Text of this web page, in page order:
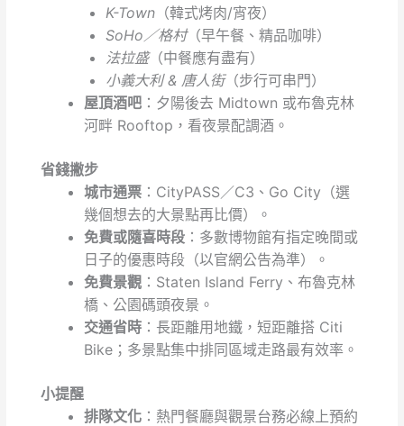
K-Town （韓式烤肉/宵夜）
SoHo／格村（早午餐、精品咖啡）
法拉盛（中餐應有盡有）
小義大利 & 唐人街（步行可串門）
屋頂酒吧 ：夕陽後去 Midtown 或布魯克林
河畔 Rooftop，看夜景配調酒。
省錢撇步
城市通票 ：CityPASS／C3、Go City（選
幾個想去的大景點再比價）。
免費或隨喜時段 ：多數博物館有指定晚間或
日子的優惠時段（以官網公告為準）。
免費景觀 ：Staten Island Ferry、布魯克林
橋、公園碼頭夜景。
交通省時 ：長距離用地鐵，短距離搭 Citi
Bike；多景點集中排同區域走路最有效率。
小提醒
排隊文化 ：熱門餐廳與觀景台務必線上預約